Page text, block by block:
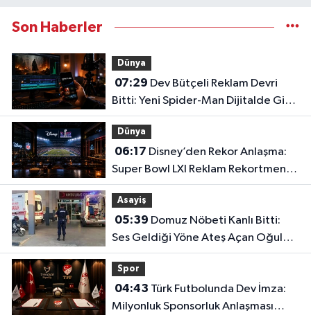
Son Haberler
Dünya
07:29
Bitti: Yeni Spider-Man Dijitalde Gişe
Rekorlarını Altüst Etti!
Dünya
06:17
Super Bowl LXI Reklam Rekortmeni
Oldu!
Asayiş
05:39
Ses Geldiği Yöne Ateş Açan Oğul
Babasını Öldürdü!
Spor
04:43
Milyonluk Sponsorluk Anlaşması